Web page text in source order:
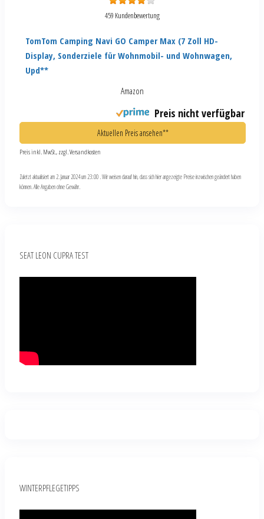
459 Kundenbewertung
TomTom Camping Navi GO Camper Max (7 Zoll HD-
Display, Sonderziele für Wohnmobil- und Wohnwagen,
Upd**
Amazon
Preis nicht verfügbar
Aktuellen Preis ansehen**
Preis inkl. MwSt., zzgl. Versandkosten
Zuletzt aktualisiert am 2. Januar 2024 um 23:00 . Wir weisen darauf hin, dass sich hier angezeigte Preise inzwischen geändert haben
können. Alle Angaben ohne Gewähr.
SEAT LEON CUPRA TEST
WINTERPFLEGETIPPS